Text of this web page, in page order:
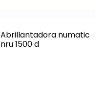
Abrillantadora numatic
nru 1500 d